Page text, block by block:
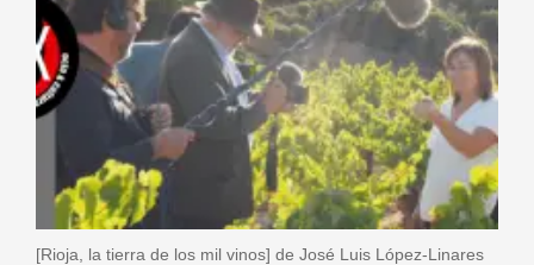
[Rioja, la tierra de los mil vinos] de José Luis López-Linares